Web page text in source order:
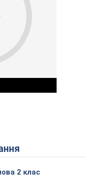
Video
2 клас